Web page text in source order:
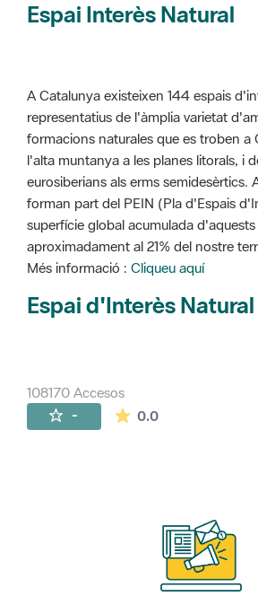
Espai Interès Natural
A Catalunya existeixen 144 espais
representatius de l'àmplia varietat
formacions naturales que es troben a
l'alta muntanya a les planes litorals, i
eurosiberians als erms semidesèrtics.
forman part del PEIN (Pla d'Espais
superfície global acumulada d'aquests
aproximadament al 21% del nostre
Més informació : Cliqueu aquí
Espai d'Interès Natural
108170 Accesos
- 0.0La valoración